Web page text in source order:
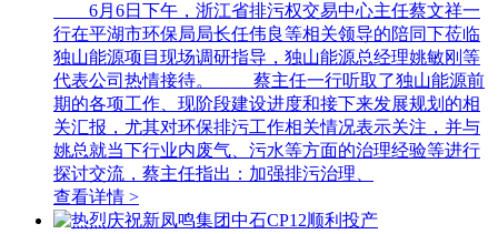
6月6日下午，浙江省排污权交易中心主任蔡文祥一
行在平湖市环保局局长任伟良等相关领导的陪同下莅临
独山能源项目现场调研指导，独山能源总经理姚敏刚等
代表公司热情接待。 蔡主任一行听取了独山能源前
期的各项工作、现阶段建设进度和接下来发展规划的相
关汇报，尤其对环保排污工作相关情况表示关注，并与
姚总就当下行业内废气、污水等方面的治理经验等进行
探讨交流，蔡主任指出：加强排污治理、
查看详情 >